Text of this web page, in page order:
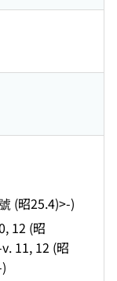
(昭25.4)>-)
12 (昭
11, 12 (昭